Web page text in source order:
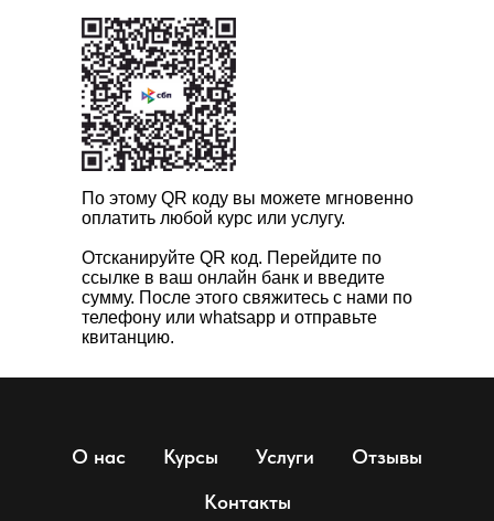
По этому QR коду вы можете мгновенно
оплатить любой курс или услугу.
Отсканируйте QR код. Перейдите по
ссылке в ваш онлайн банк и введите
сумму. После этого свяжитесь с нами по
телефону или whatsapp и отправьте
квитанцию.
О нас Курсы Услуги
Отзывы
Контакты